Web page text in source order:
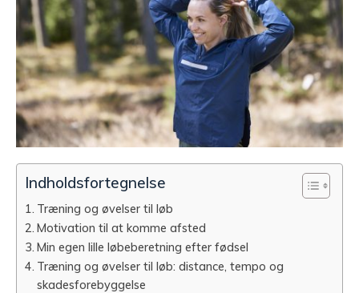
Indholdsfortegnelse
Træning og øvelser til løb
Motivation til at komme afsted
Min egen lille løbeberetning efter fødsel
Træning og øvelser til løb: distance, tempo og
skadesforebyggelse